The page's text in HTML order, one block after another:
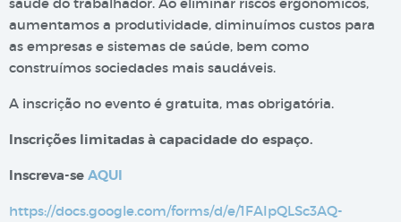
saúde do trabalhador. Ao eliminar riscos ergonómicos,
aumentamos a produtividade, diminuímos custos para
as empresas e sistemas de saúde, bem como
construímos sociedades mais saudáveis.
A inscrição no evento é gratuita, mas obrigatória.
Inscrições limitadas à capacidade do espaço.
Inscreva-se AQUI
https://docs.google.com/forms/d/e/1FAIpQLSc3AQ-